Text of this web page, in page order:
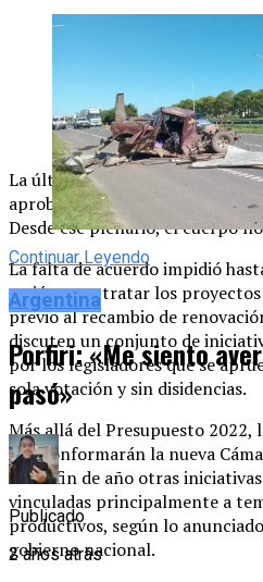
Más allá del Presupuesto 2022,
diputados que conformarán la
contemplar hasta fin de año
Ejecutivo, vinculadas
y productivos.
Laúltima sesión fue el pasado
aprobó la ley de Etiquetado
Desde ese plenario, el cuerpo
La falta de acuerdo impidió
sesión para tratar los
previo al recambio de
discuten un conjunto de
por los legisladores que se
sola votación y sin disidencias.
Más allá del Presupuesto 2022,
que conformarán la nueva
hasta fin de año otras
vinculadas principalmente a
productivos, según lo
gobierno nacional.
Continuar Leyendo
Argentina
Porfiri: «Me siento
pasó»
Publicado
2 años atrás